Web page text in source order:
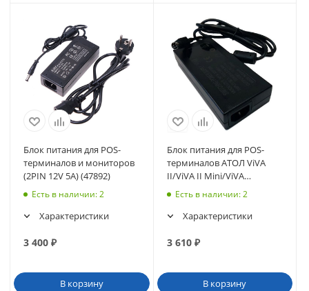
Блок питания для POS-
терминалов и мониторов
(2PIN 12V 5A) (47892)
Есть в наличии: 2
Характеристики
3 400 ₽
В корзину
Блок питания для POS-
терминалов АТОЛ ViVA
II/ViVA II Mini/ViVA
Smart/Optima (4PIN 12V
Есть в наличии: 2
Характеристики
3 610₽
В корзину